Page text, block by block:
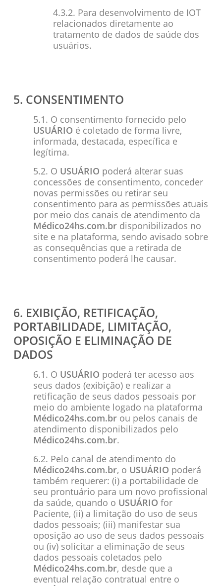
4.3.2. Para desenvolvimento de IOT
relacionados diretamente ao
tratamento de dados de saúde dos
usuários.
5. CONSENTIMENTO
5.1. O consentimento fornecido pelo
USUÁRIO é coletado de forma livre,
informada, destacada, específica e
legítima.
5.2. O USUÁRIO poderá alterar suas
concessões de consentimento, conceder
novas permissões ou retirar seu
consentimento para as permissões atuais
por meio dos canais de atendimento da
Médico24hs.com.br disponibilizados no
site e na plataforma, sendo avisado sobre
as consequências que a retirada de
consentimento poderá lhe causar.
6. EXIBIÇÃO, RETIFICAÇÃO,
PORTABILIDADE, LIMITAÇÃO,
OPOSIÇÃO E ELIMINAÇÃO DE
DADOS
6.1. O USUÁRIO poderá ter acesso aos
seus dados (exibição) e realizar a
retificação de seus dados pessoais por
meio do ambiente logado na plataforma
Médico24hs.com.brou pelos canais de
atendimento disponibilizados pelo
Médico24hs.com.br.
6.2. Pelo canal de atendimento do
Médico24hs.com.br, o USUÁRIO poderá
também requerer: (i) a portabilidade de
seu prontuário para um novo profissional
da saúde, quando o USUÁRIO for
Paciente, (ii) a limitação do uso de seus
dados pessoais; (iii) manifestar sua
oposição ao uso de seus dados pessoais
ou (iv) solicitar a eliminação de seus
dados pessoais coletados pelo
Médico24hs.com.br, desde que a
eventual relação contratual entre o